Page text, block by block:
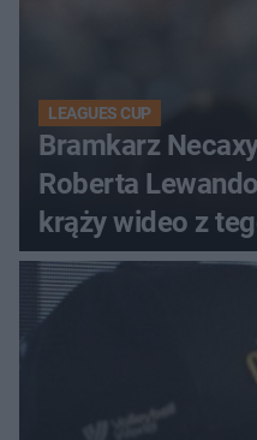
LEAGUES CUP
Bramkarz
Roberta
krąży wideo z